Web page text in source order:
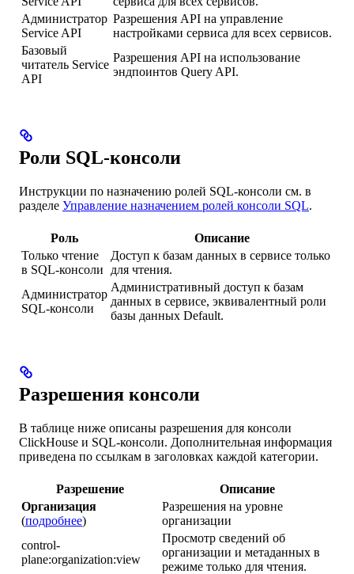
Администратор
Service API
Разрешения API на управление
настройками сервиса для всех сервисов.
Базовый
читатель Service
API
Разрешения API на использование
эндпоинтов Query API.
Роли SQL-консоли
Инструкции по назначению ролей SQL-консоли см. в
разделе Управление назначением ролей консоли SQL.
Роль
Описание
Только чтение
в SQL-консоли
Доступ к базам данных в сервисе только
для чтения.
Администратор
SQL-консоли
Административный доступ к базам
данных в сервисе, эквивалентный роли
базы данных Default.
Разрешения консоли
В таблице ниже описаны разрешения для консоли
ClickHouse и SQL-консоли. Дополнительная информация
приведена по ссылкам в заголовках каждой категории.
Разрешение
Описание
Организация
(подробнее)
Разрешения на уровне
организации
control-
plane:organization:view
Просмотр сведений об
организации и метаданных в
режиме только для чтения.